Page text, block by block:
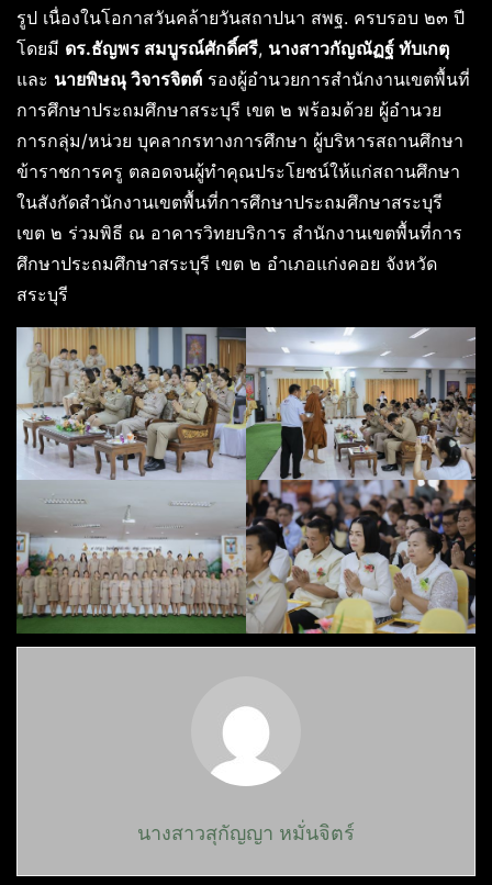
รูป เนื่องในโอกาสวันคล้ายวันสถาปนา สพฐ. ครบรอบ ๒๓ ปี
โดยมี ดร.ธัญพร สมบูรณ์ศักดิ์ศรี, นางสาวกัญณัฏฐ์ ทับเกตุ
และ นายพิษณุ วิจารจิตต์ รองผู้อำนวยการสำนักงานเขตพื้นที่
การศึกษาประถมศึกษาสระบุรี เขต ๒ พร้อมด้วย ผู้อำนวย
การกลุ่ม/หน่วย บุคลากรทางการศึกษา ผู้บริหารสถานศึกษา
ข้าราชการครู ตลอดจนผู้ทำคุณประโยชน์ให้แก่สถานศึกษา
ในสังกัดสำนักงานเขตพื้นที่การศึกษาประถมศึกษาสระบุรี
เขต ๒ ร่วมพิธี ณ อาคารวิทยบริการ สำนักงานเขตพื้นที่การ
ศึกษาประถมศึกษาสระบุรี เขต ๒ อำเภอแก่งคอย จังหวัด
สระบุรี
นางสาวสุกัญญา หมั่นจิตร์